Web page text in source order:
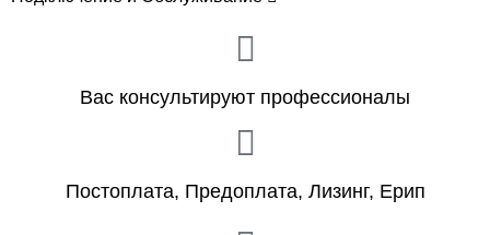
Вас консультируют профессионалы
Постоплата, Предоплата, Лизинг, Ерип